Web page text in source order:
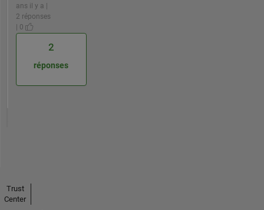
ans il y a |
2 réponses
| 0
2
réponses
Trust
Center